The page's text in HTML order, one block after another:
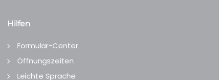
Hilfen
Formular-Center
Öffnungszeiten
Leichte Sprache